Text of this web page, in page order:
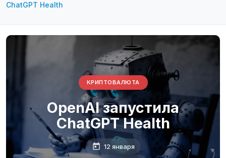
ChatGPT Health
КРИПТОВАЛЮТА
OpenAI запустила
ChatGPT Health
12 января